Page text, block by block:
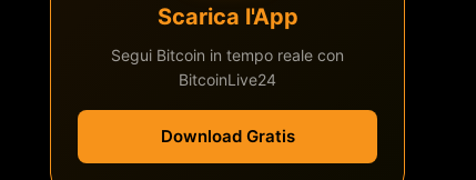
Scarica l'App
Segui Bitcoin in tempo reale con
BitcoinLive24
Download Gratis